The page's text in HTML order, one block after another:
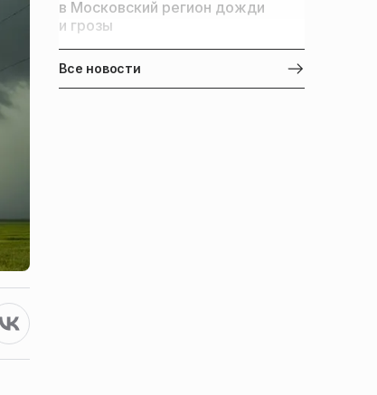
в Московский регион дожди
и грозы
Все новости